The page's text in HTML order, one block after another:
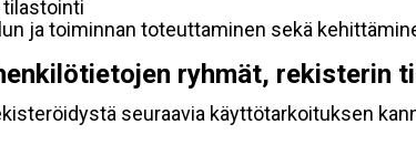
tilastointi
ja toiminnan toteuttaminen sekä
ryhmät, rekisterin
seuraavia käyttötarkoituksen